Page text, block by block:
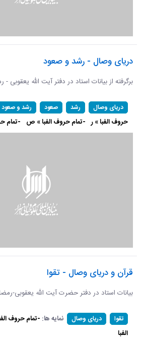
دریای وصال - رشد و صعود
برگرفته از بیانات استاد در دفتر آیت الله یعقوبی -
دریای وصال رشد صعود رشد و صعود
حروف الفبا » ر -تمام حروف الفبا » ص -تمام
قرآن و دریای وصال - تقوا
بیانات استاد در دفتر حضرت آیت الله یعقوبی-
تقوا دریای وصال نمایه ها: -تمام حروف
الفبا